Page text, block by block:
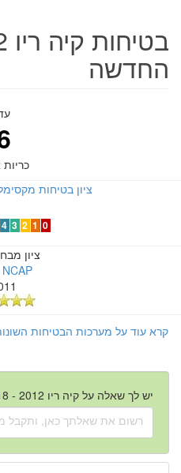
החדשה
כריות
ציון בטיחות
0
1
2
3
4
ציון
קרא עוד על מערכות הבטיחות השונות של קיה ריו
יש לך שאלה על קיה ריו 2012 - 2018 החדשה?